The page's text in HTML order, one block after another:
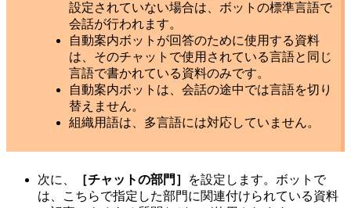
設定されていない場合は、ボットの標準言語で
会話が行われます。
自動案内ボットが回答のために使用する資料
は、そのチャットで使用されている言語と同じ
言語で書かれている資料のみです。
自動案内ボットは、会話の途中では言語を切り
替えません。
組織用語は、多言語には対応していません。
次に、 ［チャットの部門］
を設定します。ボットで
は、こちらで指定した部門に関連付けられている資料